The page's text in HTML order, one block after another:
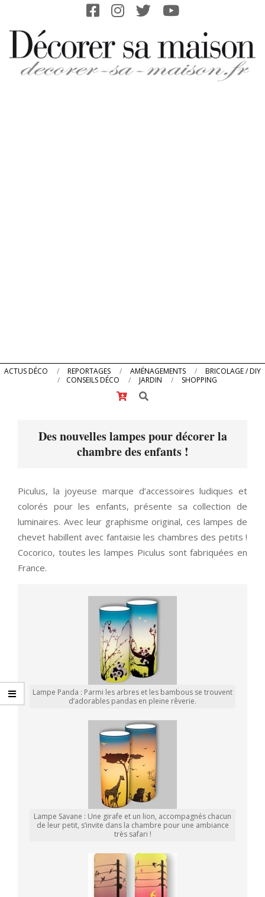
content
Primary
ACTUS DÉCO REPORTAGES AMÉNAGEMENTS
BRICOLAGE / DIY
CONSEILS DÉCO
JARDIN
SHOPPING
Search
Des nouvelles lampes pour décorer la
chambre des enfants !
Piculus, la joyeuse marque d’accessoires ludiques et
colorés pour les enfants, présente sa collection de
luminaires. Avec leur graphisme original, ces lampes de
chevet habillent avec fantaisie les chambres des petits !
Cocorico, toutes les lampes Piculus sont fabriquées en
France.
Lampe Panda : Parmi les arbres et les bambous se trouvent
d’adorables pandas en pleine rêverie.
Lampe Savane : Une girafe et un lion, accompagnés chacun
de leur petit, s’invite dans la chambre pour une ambiance
très safari !